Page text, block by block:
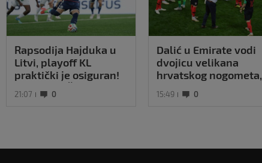
Rapsodija Hajduka u
Litvi, playoff KL
praktički je osiguran!
Majstorije Šege i
Pajazitija
21:07 0
Dalić u Emirate vodi
dvojicu velikana
hrvatskog nogometa,
evo što će oni raditi
15:49 0